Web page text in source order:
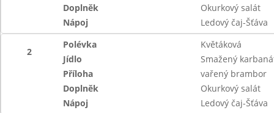
Doplněk
Okurkový salát
Nápoj
Ledový čaj-Šťáva
2
Polévka
Květáková
Jídlo
Smažený
Příloha
vařený brambor
Doplněk
Okurkový salát
Nápoj
Ledový čaj-Šťáva